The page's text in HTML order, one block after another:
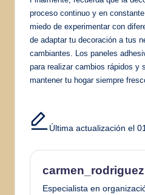
proceso continuo y en
miedo de experimentar con
de adaptar tu decoración a tus
cambiantes. Los paneles
para realizar cambios rápidos y
mantener tu hogar siempre
Última actualización el
carmen_rodriguez
Especialista en